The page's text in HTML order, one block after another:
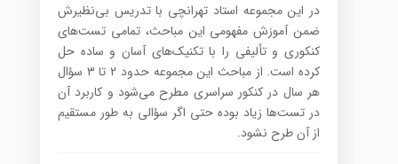
در این مجموعه استاد تهرانچی با تدریس بی‌نظیرش
ضمن آموزش مفهومی این مباحث، تمامی تست‌های
کنکوری و تألیفی را با تکنیک‌های آسان و ساده حل
کرده است. از مباحث این مجموعه حدود ۲ تا ۳ سؤال
هر سال در کنکور سراسری مطرح می‌شود و کاربرد آن
در تست‌ها زیاد بوده حتی اگر سؤالی به طور مستقیم
از آن طرح نشود.